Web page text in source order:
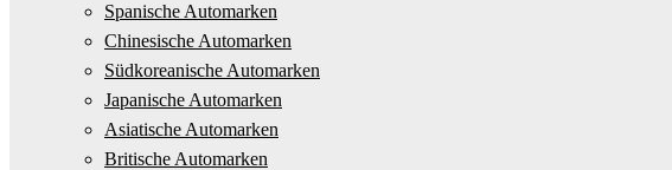
Spanische Automarken
Chinesische Automarken
Südkoreanische Automarken
Japanische Automarken
Asiatische Automarken
Britische Automarken